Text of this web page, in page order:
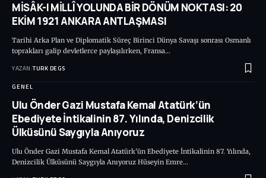
MİSÂK-I MİLLÎ YOLUNDA BİR DÖNÜM NOKTASI: 20
EKİM 1921 ANKARA ANTLAŞMASI
Tarihi Arka Plan ve Diplomatik Süreç Birinci Dünya Savaşı sonrası Osmanlı
toprakları galip devletlerce paylaşılırken, Fransa…
YAZAN:TURK DEGS
GENEL
Ulu Önder Gazi Mustafa Kemal Atatürk’ün
Ebediyete İntikalinin 87. Yılında, Denizcilik
Ülküsünü Saygıyla Anıyoruz
Ulu Önder Gazi Mustafa Kemal Atatürk’ün Ebediyete İntikalinin 87. Yılında,
Denizcilik Ülküsünü Saygıyla Anıyoruz Hüseyin Emre…